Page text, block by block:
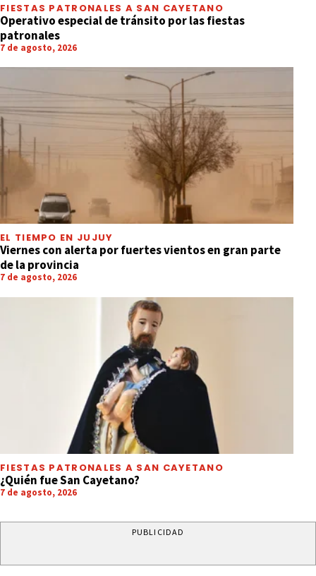
FIESTAS PATRONALES A SAN CAYETANO
Operativo especial de tránsito por las fiestas
patronales
7 de agosto, 2026
EL TIEMPO EN JUJUY
Viernes con alerta por fuertes vientos en gran parte
de la provincia
7 de agosto, 2026
FIESTAS PATRONALES A SAN CAYETANO
¿Quién fue San Cayetano?
7 de agosto, 2026
PUBLICIDAD